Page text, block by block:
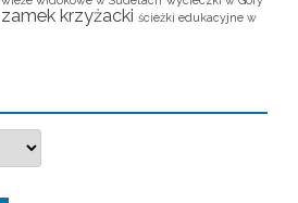
zamek krzyżacki ścieżki edukacyjne w